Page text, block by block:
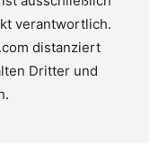
verantwortlich.
distanziert
Dritter und